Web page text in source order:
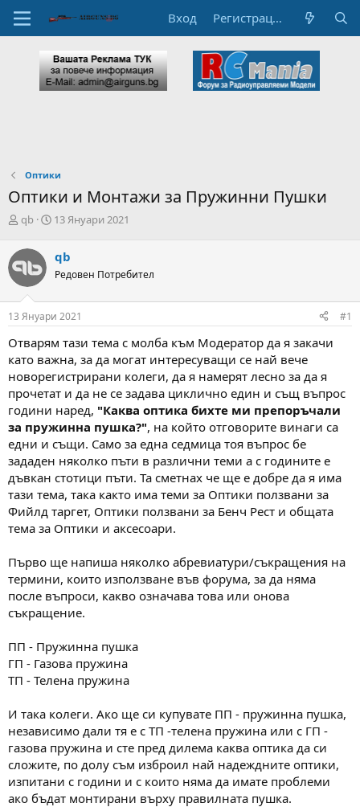
Вход Регистрация
Оптики
Оптики и Монтажи за Пружинни Пушки
А
т
о
р
н
а
т
м
а
т
а
qb
Н
а
л
а
Д
т
а
13 Януари 2021
qb
Редовен Потребител
13 Януари 2021 #1
Отварям тази тема с молба към Модератор да я закaчи
като важна, за да могат интересуващи се най вече
новорегистрирани колеги, да я намерят лесно за да я
прочетат и да не се задава циклично един и същ въпрос
години наред, "Каква оптика бихте ми препоръчали
за пружинна пушка?", на който отговорите винаги са
едни и същи. Само за една седмица тоя въпрос бе
зададен няколко пъти в различни теми а с годините е
дъвкан стотици пъти. Та сметнах че ще е добре да я има
тази тема, така както има теми за Оптики ползвани за
Фийлд таргет, Оптики ползвани за Бенч Рест и общата
тема за Оптики и аксесоари.
Първо ще напиша няколко абревиатури/съкращения на
термини, които използване във форума, за да няма
после въпроси, какво означава това или онова
съкращение.
ПП - Пружинна пушка
ГП - Газова пружина
ТП - Телена пружина
И така колеги. Ако ще си купувате ПП - пружинна пушка,
независимо дали тя е с ТП -телена пружина или с ГП -
газова пружина и сте пред дилема каква оптика да си
сложите, по долу съм изброил най надеждните оптики,
изпитани с години и с които няма да имате проблеми
ако бъдат монтирани върху правилната пушка.